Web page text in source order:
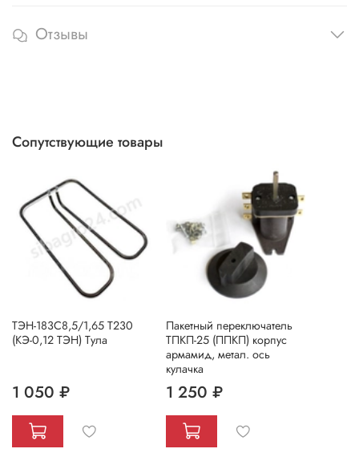
Отзывы
Сопутствующие товары
ТЭН-183С8,5/1,65 T230
(КЭ-0,12 ТЭН) Тула
1 050 ₽
Пакетный переключатель
ТПКП-25 (ППКП) корпус
армамид, метал. ось
кулачка
1 250 ₽